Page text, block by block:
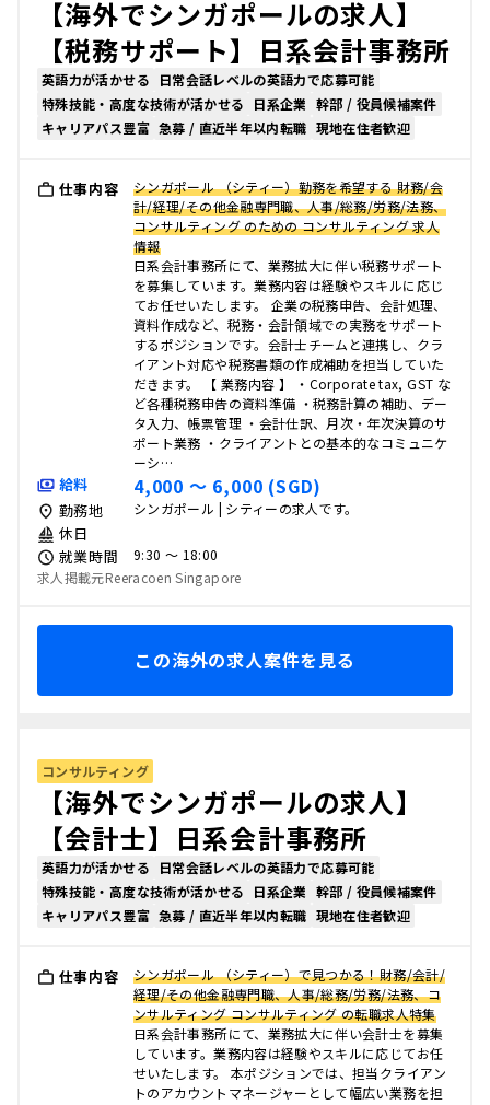
【海外でシンガポールの求人】
【税務サポート】日系会計事務所
英語力が活かせる
日常会話レベルの英語力で応募可能
特殊技能・高度な技術が活かせる
日系企業 幹部 / 役員候補案件
キャリアパス豊富 急募 / 直近半年以内転職 現地在住者歓迎
仕事内容
シンガポール （シティー）勤務を希望する 財務/会
計/経理/その他金融専門職、人事/総務/労務/法務、
コンサルティング のための コンサルティング 求人
情報
日系会計事務所にて、業務拡大に伴い税務サポート
を募集しています。業務内容は経験やスキルに応じ
てお任せいたします。 企業の税務申告、会計処理、
資料作成など、税務・会計領域での実務をサポート
するポジションです。会計士チームと連携し、クラ
イアント対応や税務書類の作成補助を担当していた
だきます。 【 業務内容 】 ・Corporate tax, GST な
ど各種税務申告の資料準備 ・税務計算の補助、デー
タ入力、帳票管理 ・会計仕訳、月次・年次決算のサ
ポート業務 ・クライアントとの基本的なコミュニケ
ーシ…
給料 4,000 〜 6,000 (SGD)
勤務地 シンガポール | シティーの求人です。
休日
就業時間
9:30 〜 18:00
求人掲載元Reeracoen Singapore
この海外の求人案件を見る
コンサルティング
【海外でシンガポールの求人】
【会計士】日系会計事務所
英語力が活かせる
日常会話レベルの英語力で応募可能
特殊技能・高度な技術が活かせる
日系企業 幹部 / 役員候補案件
キャリアパス豊富 急募 / 直近半年以内転職 現地在住者歓迎
仕事内容
シンガポール （シティー）で見つかる！財務/会計/
経理/その他金融専門職、人事/総務/労務/法務、コ
ンサルティング コンサルティング の転職求人特集
日系会計事務所にて、業務拡大に伴い会計士を募集
しています。業務内容は経験やスキルに応じてお任
せいたします。 本ポジションでは、担当クライアン
トのアカウントマネージャーとして幅広い業務を担